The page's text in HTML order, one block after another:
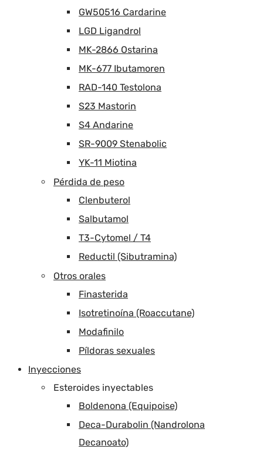
GW50516 Cardarine
LGD Ligandrol
MK-2866 Ostarina
MK-677 Ibutamoren
RAD-140 Testolona
S23 Mastorin
S4 Andarine
SR-9009 Stenabolic
YK-11 Miotina
Pérdida de peso
Clenbuterol
Salbutamol
T3-Cytomel / T4
Reductil (Sibutramina)
Otros orales
Finasterida
Isotretinoína (Roaccutane)
Modafinilo
Píldoras sexuales
Inyecciones
Esteroides inyectables
Boldenona (Equipoise)
Deca-Durabolin (Nandrolona
Decanoato)